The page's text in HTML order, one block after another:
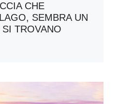
CHE
SEMBRA UN
TROVANO